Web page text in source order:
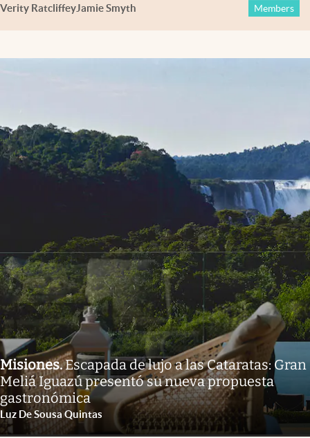
Verity RatcliffeyJamie Smyth Members
Misiones.Escapada de lujo a las Cataratas: Gran
Meliá Iguazú presentó su nueva propuesta
gastronómica
Luz De Sousa Quintas